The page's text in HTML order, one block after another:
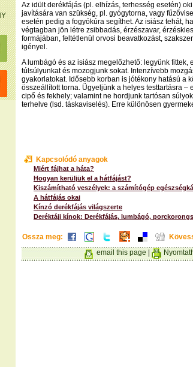
Az idült derékfájás (pl. elhízás, terhesség esetén)
javítására van szükség, pl. gyógytorna, vagy
esetén pedig a fogyókúra segíthet. Az isiász tehát,
végtagban jön létre zsibbadás, érzészavar,
formájában, feltétlenül orvosi beavatkozást,
igényel.
A lumbágó és az isiász megelőzhető: legyünk fittek,
túlsúlyunkat és mozogjunk sokat. Intenzívebb
gyakorlatokat. Idősebb korban is jótékony hatású a
összeállított torna. Ügyeljünk a helyes testtartásra –
cipő és fekhely; valamint ne hordjunk tartósan
terhelve (lsd. táskaviselés). Erre különösen
Kapcsolódó anyagok
Miért fájhat a háta?
Hogyan kerüljük el a hátfájást?
Kiszámítható veszélyek: a számítógép
A hátfájás okai
Kínzó derékfájás világszerte
Deréktáji kínok: Derékfájás, lumbágó,
Ossza meg:
email this page